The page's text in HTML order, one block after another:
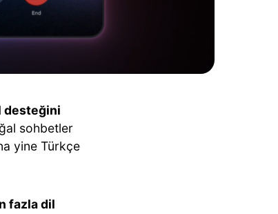
desteğini
sohbetler
yine Türkçe
fazla dil